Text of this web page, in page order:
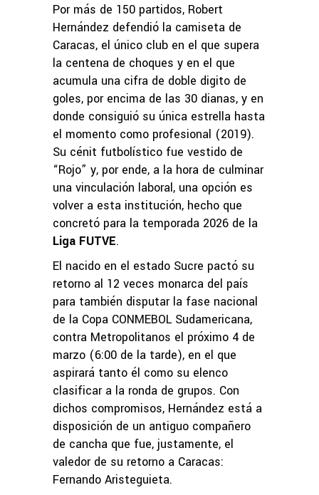
Por más de 150 partidos, Robert
Hernández defendió la camiseta de
Caracas, el único club en el que supera
la centena de choques y en el que
acumula una cifra de doble digito de
goles, por encima de las 30 dianas, y en
donde consiguió su única estrella hasta
el momento como profesional (2019).
Su cénit futbolístico fue vestido de
“Rojo” y, por ende, a la hora de culminar
una vinculación laboral, una opción es
volver a esta institución, hecho que
concretó para la temporada 2026 de la
Liga FUTVE.
El nacido en el estado Sucre pactó su
retorno al 12 veces monarca del país
para también disputar la fase nacional
de la Copa CONMEBOL Sudamericana,
contra Metropolitanos el próximo 4 de
marzo (6:00 de la tarde), en el que
aspirará tanto él como su elenco
clasificar a la ronda de grupos. Con
dichos compromisos, Hernández está a
disposición de un antiguo compañero
de cancha que fue, justamente, el
valedor de su retorno a Caracas:
Fernando Aristeguieta.